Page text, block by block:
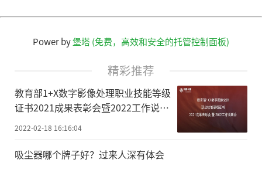
Power by堡塔 (免费，高效和安全的托管控制面板)
精彩推荐
教育部1+X数字影像处理职业技能等级
证书2021成果表彰会暨2022工作说明
会于2月18日举行
2022-02-18 16:16:04
吸尘器哪个牌子好？过来人深有体会